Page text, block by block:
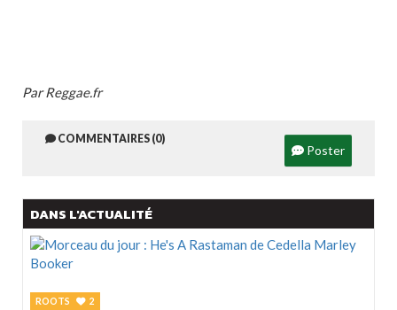
Par Reggae.fr
COMMENTAIRES (0)
Poster
DANS L'ACTUALITÉ
ROOTS 2